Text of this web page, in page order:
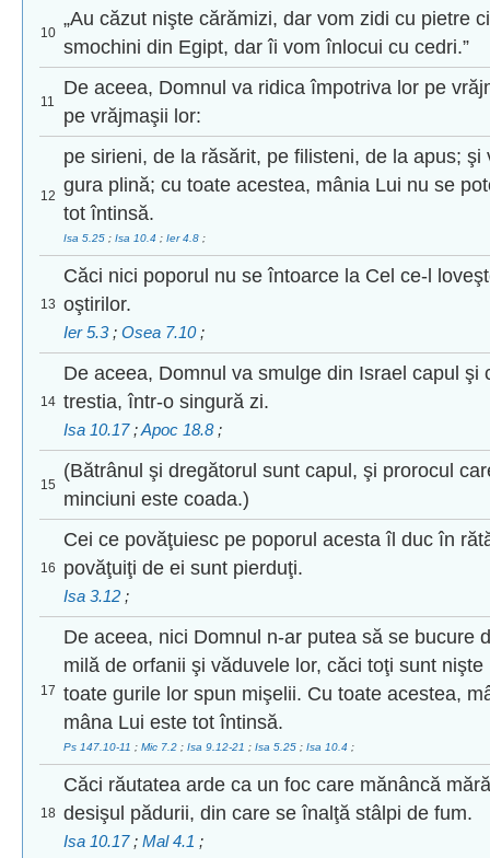
10
„Au căzut nişte cărămizi, dar vom zidi cu pietre
smochini din Egipt, dar îi vom înlocui cu cedri.”
11
De aceea, Domnul va ridica împotriva lor pe
pe vrăjmaşii lor:
12
pe sirieni, de la răsărit, pe filisteni, de la apus; şi
gura plină; cu toate acestea, mânia Lui nu se
tot întinsă.
Isa 5.25 ; Isa 10.4 ; Ier 4.8 ;
13
Căci nici poporul nu se întoarce la Cel ce-l
oştirilor.
Ier 5.3 ; Osea 7.10 ;
14
De aceea, Domnul va smulge din Israel capul şi
trestia, într-o singură zi.
Isa 10.17 ;Apoc 18.8 ;
15
(Bătrânul şi dregătorul sunt capul, şi prorocul
minciuni este coada.)
16
Cei ce povăţuiesc pe poporul acesta îl duc în
povăţuiţi de ei sunt pierduţi.
Isa 3.12 ;
17
De aceea, nici Domnul n-ar putea să se bucure
milă de orfanii şi văduvele lor, căci toţi sunt
toate gurile lor spun mişelii. Cu toate acestea,
mâna Lui este tot întinsă.
Ps 147.10-11 ; Mic 7.2 ; Isa 9.12-21 ; Isa 5.25 ; Isa 10.4 ;
18
Căci răutatea arde ca un foc care mănâncă
desişul pădurii, din care se înalţă stâlpi de fum.
Isa 10.17 ; Mal 4.1 ;